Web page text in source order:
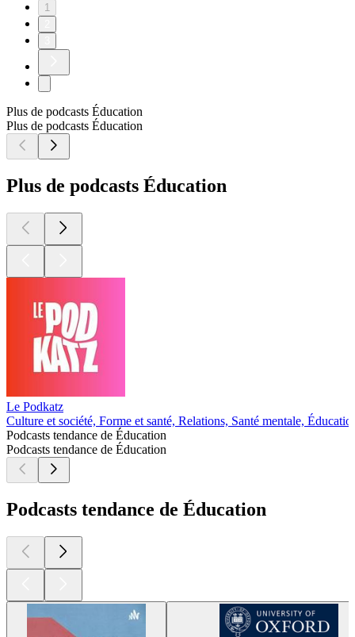
1
Plus de podcasts Éducation
Plus de podcasts Éducation
Plus de podcasts Éducation
Le Podkatz
Culture et société, Forme et santé, Relations, Santé mentale,
Podcasts tendance de Éducation
Podcasts tendance de Éducation
Podcasts tendance de Éducation